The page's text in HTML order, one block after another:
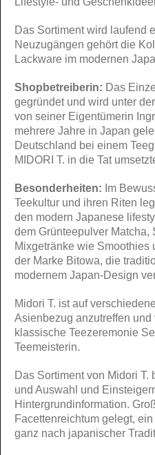
Das Sortiment wird laufend
Neuzugängen gehört die
Lackware im modernen
Shopbetreiberin: Das
gegründet und wird unter
von seiner Eigentümerin
mehrere Jahre in Japan
Deutschland bei einem
MIDORI T. in die Tat
Besonderheiten: Im
Teekultur und ihren Riten
den modern Japanese
dem Grünteepulver Matcha,
Mixgetränke wie
der Marke Bitowa, die
modernem Japan-Design
Midori T. ist auf
Asienbezug anzutreffen
klassische Teezeremonie
Teemeisterin.
Das Sortiment von Midori T.
und Auswahl und
Hintergrundinformation.
Facettenreichtum gelegt,
ganz nach japanischer